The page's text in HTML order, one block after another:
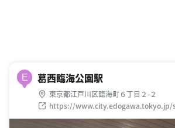
E 葛西臨海公園駅
東京都江戸川区臨海町６丁目２-２
https://www.city.edogawa.tokyo.jp/
koendobutsuen/kasai.html